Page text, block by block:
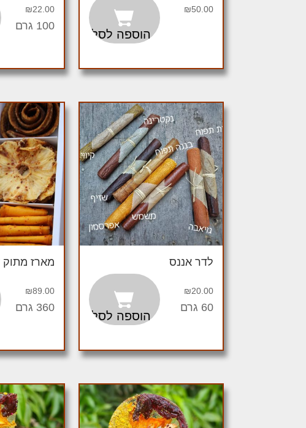
₪50.00
הוספה לסל
₪22.00
100 גרם
לדר אננס
₪20.00
הוספה לסל
60 גרם
מארז מתוק
₪89.00
360 גרם